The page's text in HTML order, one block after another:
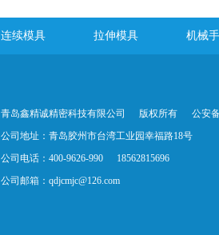
连续模具 拉伸模具 机械
青岛鑫精诚精密科技有限公司 版权所有
公安
公司地址：青岛胶州市台湾工业园幸福路18号
公司电话：400-9626-990
18562815696
公司邮箱： qdjcmjc@126.com